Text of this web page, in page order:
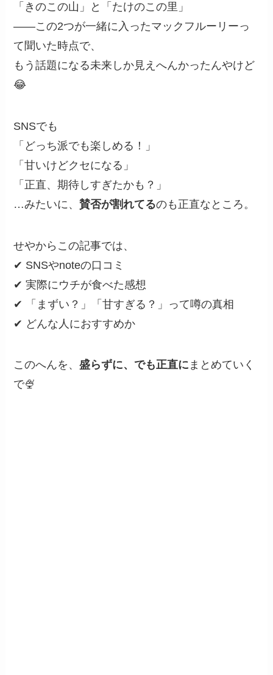
「きのこの山」と「たけのこの里」
――この2つが一緒に入ったマックフルーリーっ
て聞いた時点で、
もう話題になる未来しか見えへんかったんやけど
😂
SNSでも
「どっち派でも楽しめる！」
「甘いけどクセになる」
「正直、期待しすぎたかも？」
…みたいに、賛否が割れてるのも正直なところ。
せやからこの記事では、
✔ SNSやnoteの口コミ
✔ 実際にウチが食べた感想
✔ 「まずい？」「甘すぎる？」って噂の真相
✔ どんな人におすすめか
このへんを、盛らずに、でも正直に まとめていく
で🍨